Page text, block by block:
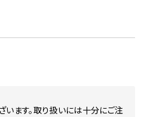
ます。取り扱いには十分にご注